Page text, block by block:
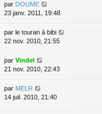
par DOUME
23 janv. 2011, 19:48
par le touran à bibi
22 nov. 2010, 21:55
par Vindel
21 nov. 2010, 22:43
par MELR
14 juil. 2010, 21:40